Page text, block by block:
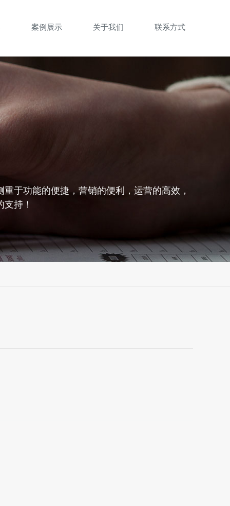
案例展示 关于我们 联系方式
于功能的便捷，营销的便利，运营的高效，
持！